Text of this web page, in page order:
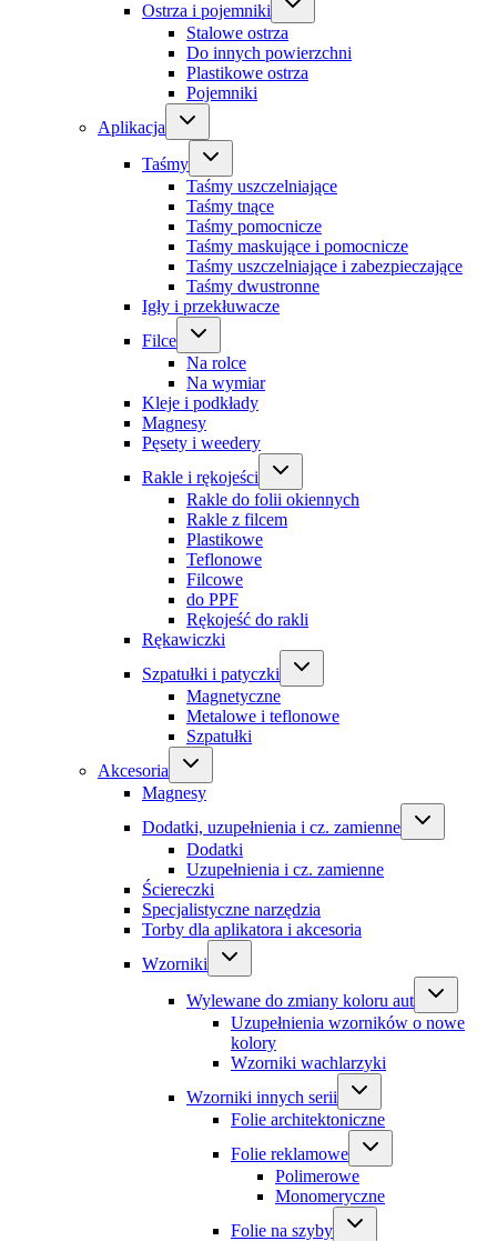
Ostrza i pojemniki
Stalowe ostrza
Do innych powierzchni
Plastikowe ostrza
Pojemniki
Aplikacja
Taśmy
Taśmy uszczelniające
Taśmy tnące
Taśmy pomocnicze
Taśmy maskujące i pomocnicze
Taśmy uszczelniające i zabezpieczające
Taśmy dwustronne
Igły i przekłuwacze
Filce
Na rolce
Na wymiar
Kleje i podkłady
Magnesy
Pęsety i weedery
Rakle i rękojeści
Rakle do folii okiennych
Rakle z filcem
Plastikowe
Teflonowe
Filcowe
do PPF
Rękojeść do rakli
Rękawiczki
Szpatułki i patyczki
Magnetyczne
Metalowe i teflonowe
Szpatułki
Akcesoria
Magnesy
Dodatki, uzupełnienia i cz. zamienne
Dodatki
Uzupełnienia i cz. zamienne
Ściereczki
Specjalistyczne narzędzia
Torby dla aplikatora i akcesoria
Wzorniki
Wylewane do zmiany koloru aut
Uzupełnienia wzorników o nowe
kolory
Wzorniki wachlarzyki
Wzorniki innych serii
Folie architektoniczne
Folie reklamowe
Polimerowe
Monomeryczne
Folie na szyby